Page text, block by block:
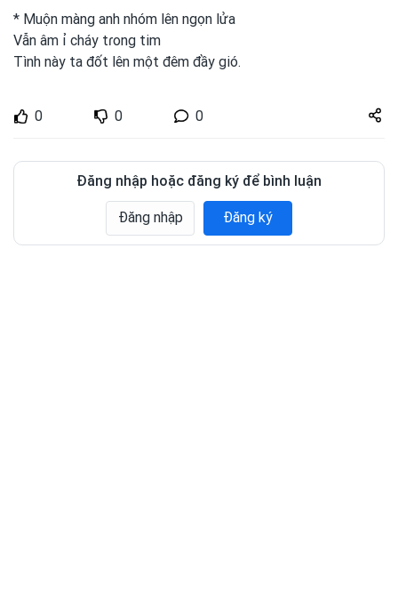
* Muộn màng anh nhóm lên ngọn lửa
Vẫn âm ỉ cháy tɾong tim
Tình này ta đốt lên một đêm đầy gió.
0 0 0
Share
zuto.vn
Đăng nhập hoặc đăng ký để bình luận
Đăng nhập Đăng ký